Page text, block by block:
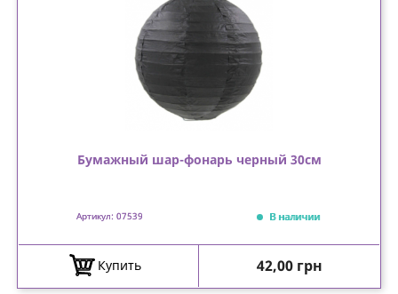
Бумажный шар-фонарь черный 30см
Артикул: 07539 В наличии
Купить Цена
42,00 грн